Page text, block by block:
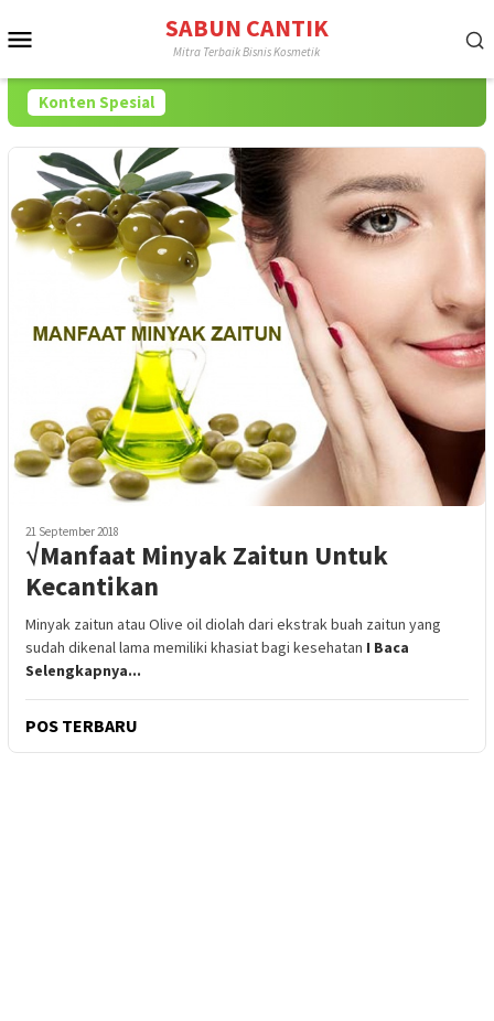
ke
SABUN CANTIK
Mitra Terbaik Bisnis Kosmetik
Konten Spesial
21 September 2018
√Manfaat Minyak Zaitun Untuk
Kecantikan
Minyak zaitun atau Olive oil diolah dari ekstrak buah zaitun yang
sudah dikenal lama memiliki khasiat bagi kesehatan I Baca
Selengkapnya...
POS TERBARU